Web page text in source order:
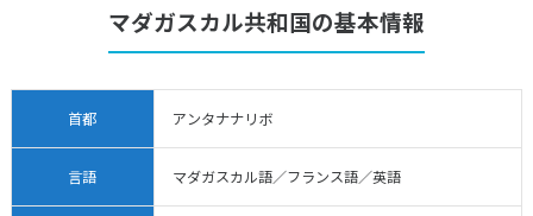
マダガスカル共和国の基本情報
首都 アンタナナリボ
言語 マダガスカル語／フランス語／英語